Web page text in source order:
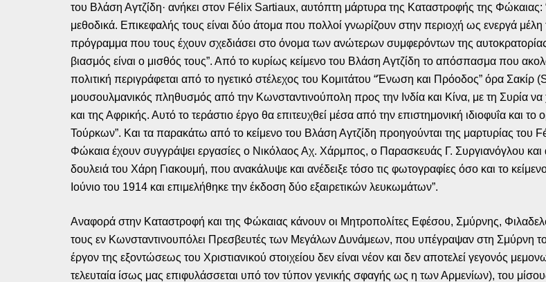
του Βλάση Αγτζίδη· ανήκει στον Félix Sartiaux, αυτόπτη μάρτυρα της Καταστροφής της
μεθοδικά. Επικεφαλής τους είναι δύο άτομα που πολλοί γνωρίζουν στην περιοχή ως ενεργά
πρόγραμμα που τους έχουν σχεδιάσει στο όνομα των ανώτερων συμφερόντων της
βιασμός είναι ο μισθός τους”. Από το κυρίως κείμενο του Βλάση Αγτζίδη το απόσπασμα που
πολιτική περιγράφεται από το ηγετικό στέλεχος του Κομιτάτου “Ένωση και Πρόοδος” όρα Σακίρ
μουσουλμανικός πληθυσμός από την Κωνσταντινούπολη προς την Ινδία και Κίνα, με τη Συρία
και της Αφρικής. Αυτό το τεράστιο έργο θα επιτευχθεί μέσα από την επιστημονική ιδιοφυΐα και
Τούρκων”. Και τα παρακάτω από το κείμενο του Βλάση Αγτζίδη προηγούνται της μαρτυρίας του
Φώκαια έχουν συγγράψει εργασίες ο Νικόλαος Αχ. Χάρμπος, ο Παρασκευάς Γ. Συργιανόγλου και
δουλειά του Χάρη Γιακουμή, που ανακάλυψε και ανέδειξε τόσο τις φωτογραφίες όσο και το
Ιούνιο του 1914 και επιμελήθηκε την έκδοση δύο εξαιρετικών λευκωμάτων”.
Αναφορά στην Καταστροφή και της Φώκαιας κάνουν οι Μητροπολίτες Εφέσου, Σμύρνης,
τους εν Κωνσταντινουπόλει Πρεσβευτές των Μεγάλων Δυνάμεων, που υπέγραψαν στη Σμύρνη
έργον της εξοντώσεως του Χριστιανικού στοιχείου δεν είναι νέον και δεν αποτελεί γεγονός
τελευταία ίσως μας επιφυλάσσεται υπό τον τύπον γενικής σφαγής ως η των Αρμενίων), του